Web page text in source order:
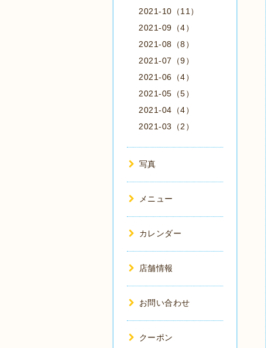
2021-10（11）
2021-09（4）
2021-08（8）
2021-07（9）
2021-06（4）
2021-05（5）
2021-04（4）
2021-03（2）
写真
メニュー
カレンダー
店舗情報
お問い合わせ
クーポン